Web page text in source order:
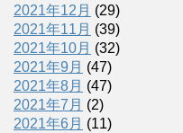
2021年12月 (29)
2021年11月 (39)
2021年10月 (32)
2021年9月 (47)
2021年8月 (47)
2021年7月 (2)
2021年6月 (11)